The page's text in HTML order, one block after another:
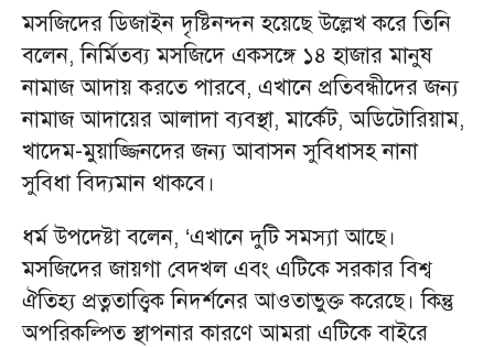
মসজিদের ডিজাইন দৃষ্টিনন্দন হয়েছে উল্লেখ করে তিনি
বলেন, নির্মিতব্য মসজিদে একসঙ্গে ১৪ হাজার মানুষ
নামাজ আদায় করতে পারবে, এখানে প্রতিবন্ধীদের জন্য
নামাজ আদায়ের আলাদা ব্যবস্থা, মার্কেট, অডিটোরিয়াম,
খাদেম-মুয়াজ্জিনদের জন্য আবাসন সুবিধাসহ নানা
সুবিধা বিদ্যমান থাকবে।
ধর্ম উপদেষ্টা বলেন, ‘এখানে দুটি সমস্যা আছে।
মসজিদের জায়গা বেদখল এবং এটিকে সরকার বিশ্ব
ঐতিহ্য প্রত্নতাত্ত্বিক নিদর্শনের আওতাভুক্ত করেছে। কিন্তু
অপরিকল্পিত স্থাপনার কারণে আমরা এটিকে বাইরে